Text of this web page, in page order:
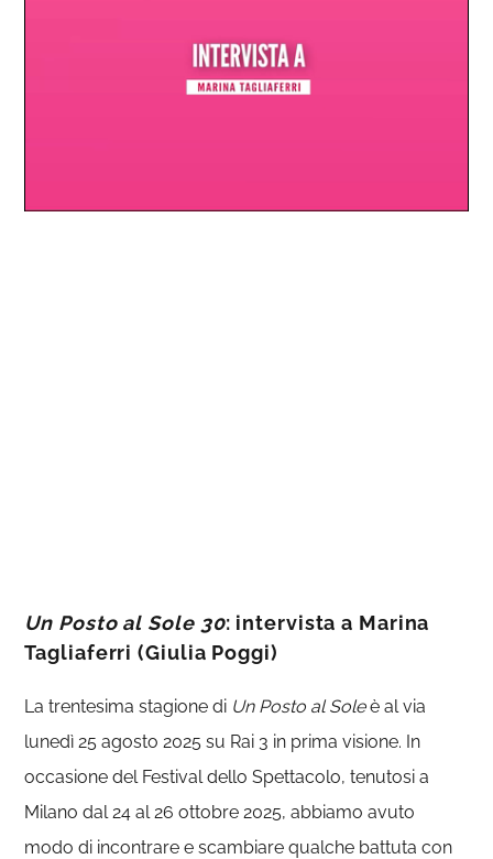
0%
0%
Un Posto al Sole 30: intervista a Marina
Tagliaferri (Giulia Poggi)
La trentesima stagione di Un Posto al Soleè al via
lunedì 25 agosto 2025 su Rai 3 in prima visione. In
occasione del Festival dello Spettacolo, tenutosi a
Milano dal 24 al 26 ottobre 2025, abbiamo avuto
modo di incontrare e scambiare qualche battuta con